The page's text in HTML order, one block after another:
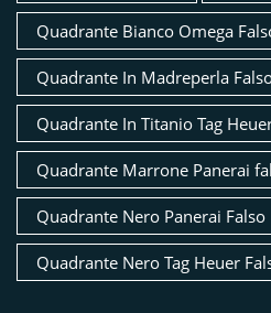
Quadrante Bianco Omega
Quadrante In Madreperla
Quadrante In Titanio Tag
Quadrante Marrone Panerai
Quadrante Nero Panerai Falso
Quadrante Nero Tag Heuer